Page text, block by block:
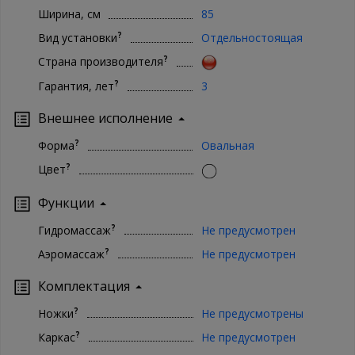
Ширина, см
85
Вид установки?
Отдельностоящая
Страна производителя?
Гарантия, лет? 3
Внешнее исполнение
Форма?
Овальная
Цвет?
Функции
Гидромассаж?
Не предусмотрен
Аэромассаж? Не предусмотрен
Комплектация
Ножки?
Не предусмотрены
Каркас?
Не предусмотрен